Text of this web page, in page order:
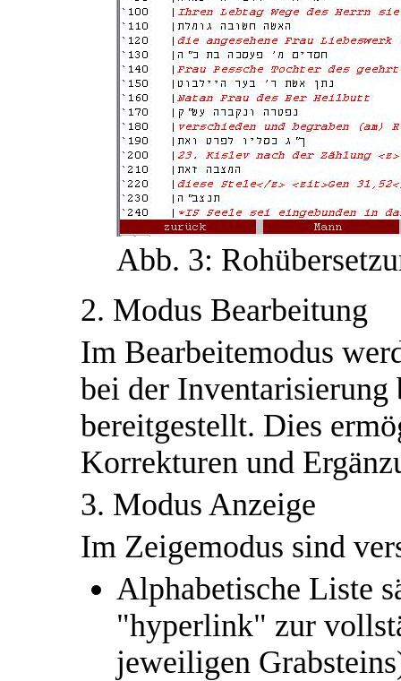
Abb. 3:
2. Modus Bearbeitung
Im Bearbeitemodus
bei der
bereitgestellt. Dies
Korrekturen und
3. Modus Anzeige
Im Zeigemodus sind
Alphabetische Liste
"hyperlink" zur
jeweiligen